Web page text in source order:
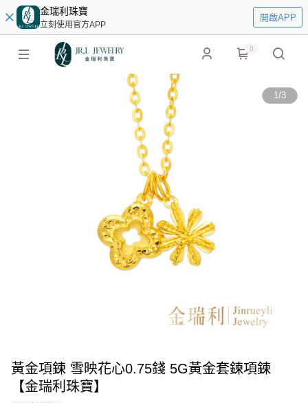
金瑞利珠寶
立刻使用官方APP
開啟APP
0
1/3
黃金項鍊 雪映花心0.75錢 5G黃金套鍊項鍊
【金瑞利珠寶】